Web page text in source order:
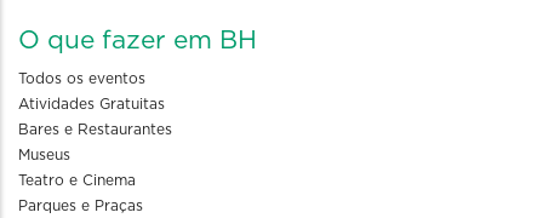
O que fazer em BH
Todos os eventos
Atividades Gratuitas
Bares e Restaurantes
Museus
Teatro e Cinema
Parques e Praças